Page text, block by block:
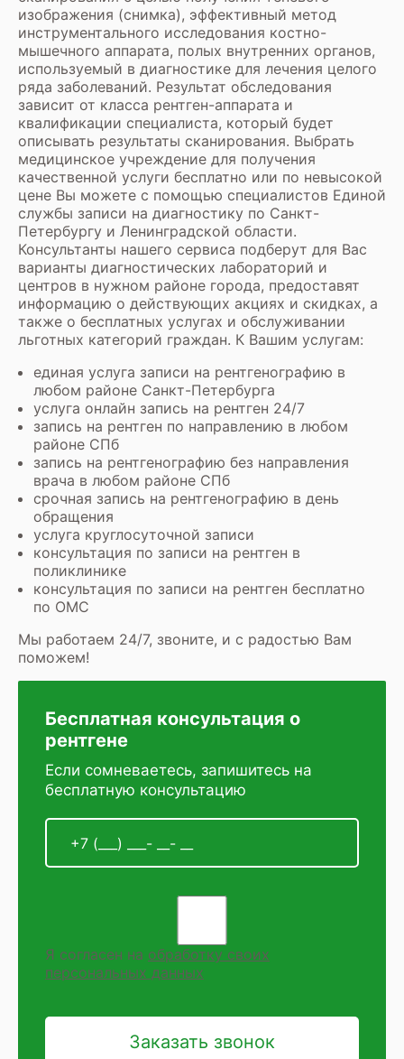
изображения (снимка), эффективный метод
инструментального исследования костно-
мышечного аппарата, полых внутренних органов,
используемый в диагностике для лечения целого
ряда заболеваний. Результат обследования
зависит от класса рентген-аппарата и
квалификации специалиста, который будет
описывать результаты сканирования. Выбрать
медицинское учреждение для получения
качественной услуги бесплатно или по невысокой
цене Вы можете с помощью специалистов Единой
службы записи на диагностику по Санкт-
Петербургу и Ленинградской области.
Консультанты нашего сервиса подберут для Вас
варианты диагностических лабораторий и
центров в нужном районе города, предоставят
информацию о действующих акциях и скидках, а
также о бесплатных услугах и обслуживании
льготных категорий граждан. К Вашим услугам:
единая услуга записи на рентгенографию в
любом районе Санкт-Петербурга
услуга онлайн запись на рентген 24/7
запись на рентген по направлению в любом
районе СПб
запись на рентгенографию без направления
врача в любом районе СПб
срочная запись на рентгенографию в день
обращения
услуга круглосуточной записи
консультация по записи на рентген в
поликлинике
консультация по записи на рентген бесплатно
по ОМС
Мы работаем 24/7, звоните, и с радостью Вам
поможем!
Бесплатная консультация о
рентгене
Если сомневаетесь, запишитесь на
бесплатную консультацию
Я согласен на обработку своих
персональных данных